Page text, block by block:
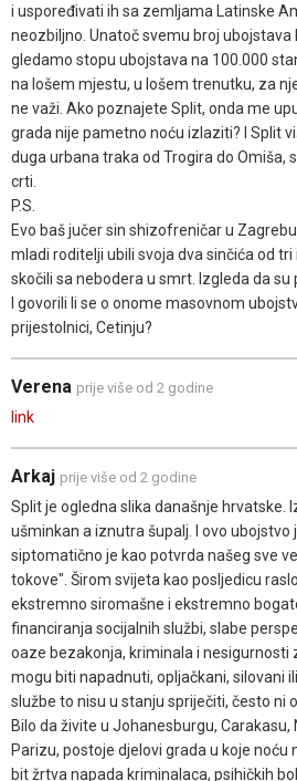
i uspoređivati ih sa zemljama Latinske
neozbiljno. Unatoč svemu broj ubojstava
gledamo stopu ubojstava na 100.000
na lošem mjestu, u lošem trenutku, za
ne važi. Ako poznajete Split, onda me
grada nije pametno noću izlaziti? I Split
duga urbana traka od Trogira do Omiša,
crti.
P.S.
Evo baš jučer sin shizofreničar u
mladi roditelji ubili svoja dva sinčića od tri
skočili sa nebodera u smrt. Izgleda da su
I govorili li se o onome masovnom
prijestolnici, Cetinju?
Verena prije više od 2 godine
link
Arkaj prije više od 2 godine
Split je ogledna slika današnje hrvatske.
ušminkan a iznutra šupalj. I ovo ubojstvo
siptomatično je kao potvrda našeg sve
tokove". Širom svijeta kao posljedicu
ekstremno siromašne i ekstremno
financiranja socijalnih službi, slabe
oaze bezakonja, kriminala i nesigurnosti
mogu biti napadnuti, opljačkani, silovani
službe to nisu u stanju spriječiti, često ni
Bilo da živite u Johanesburgu, Carakasu,
Parizu, postoje djelovi grada u koje
bit žrtva napada kriminalaca, psihičkih